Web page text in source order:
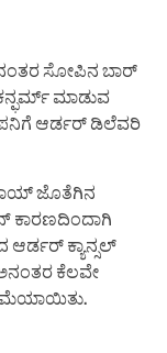
ಸೋಪಿನ ಬಾರ್
ಮಾಡುವ
ಆರ್ಡರ್ ಡಿಲೆವರಿ
ಜೊತೆಗಿನ
ಕಾರಣದಿಂದಾಗಿ
ಆರ್ಡರ್ ಕ್ಯಾನ್ಸಲ್
ಕೆಲವೇ